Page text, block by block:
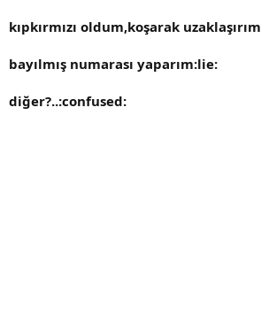
kıpkırmızı oldum,koşarak uzaklaşırım
bayılmış numarası yaparım:lie:
diğer?..:confused: